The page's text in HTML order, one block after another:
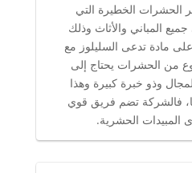
الحشرات الخطيرة التي
المباني والأثاث وذلك
مادة تدعى السليلوز مع
من الحشرات يحتاج إلى
وذو خبرة كبيرة وهذا
فالشركة تضم فريق قوي
المبيدات الحشرية.